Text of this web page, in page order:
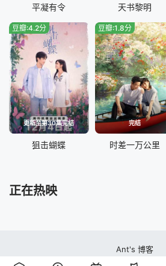
平凝有令 天书黎明
更新至第30集完结
豆瓣:4.2分
狙击蝴蝶
完结
豆瓣:1.8分
时差一万公里
正在热映
Ant's 博客
蚂蚁视频站本站所有内容均来自互联网分享站点